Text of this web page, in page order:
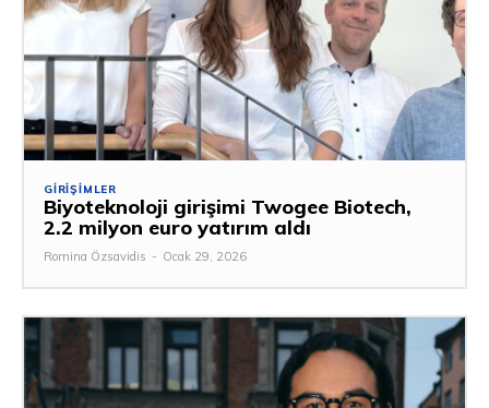
GIRIŞIMLER
Biyoteknoloji girişimi Twogee Biotech,
2.2 milyon euro yatırım aldı
Romina Özsavidis - Ocak 29, 2026